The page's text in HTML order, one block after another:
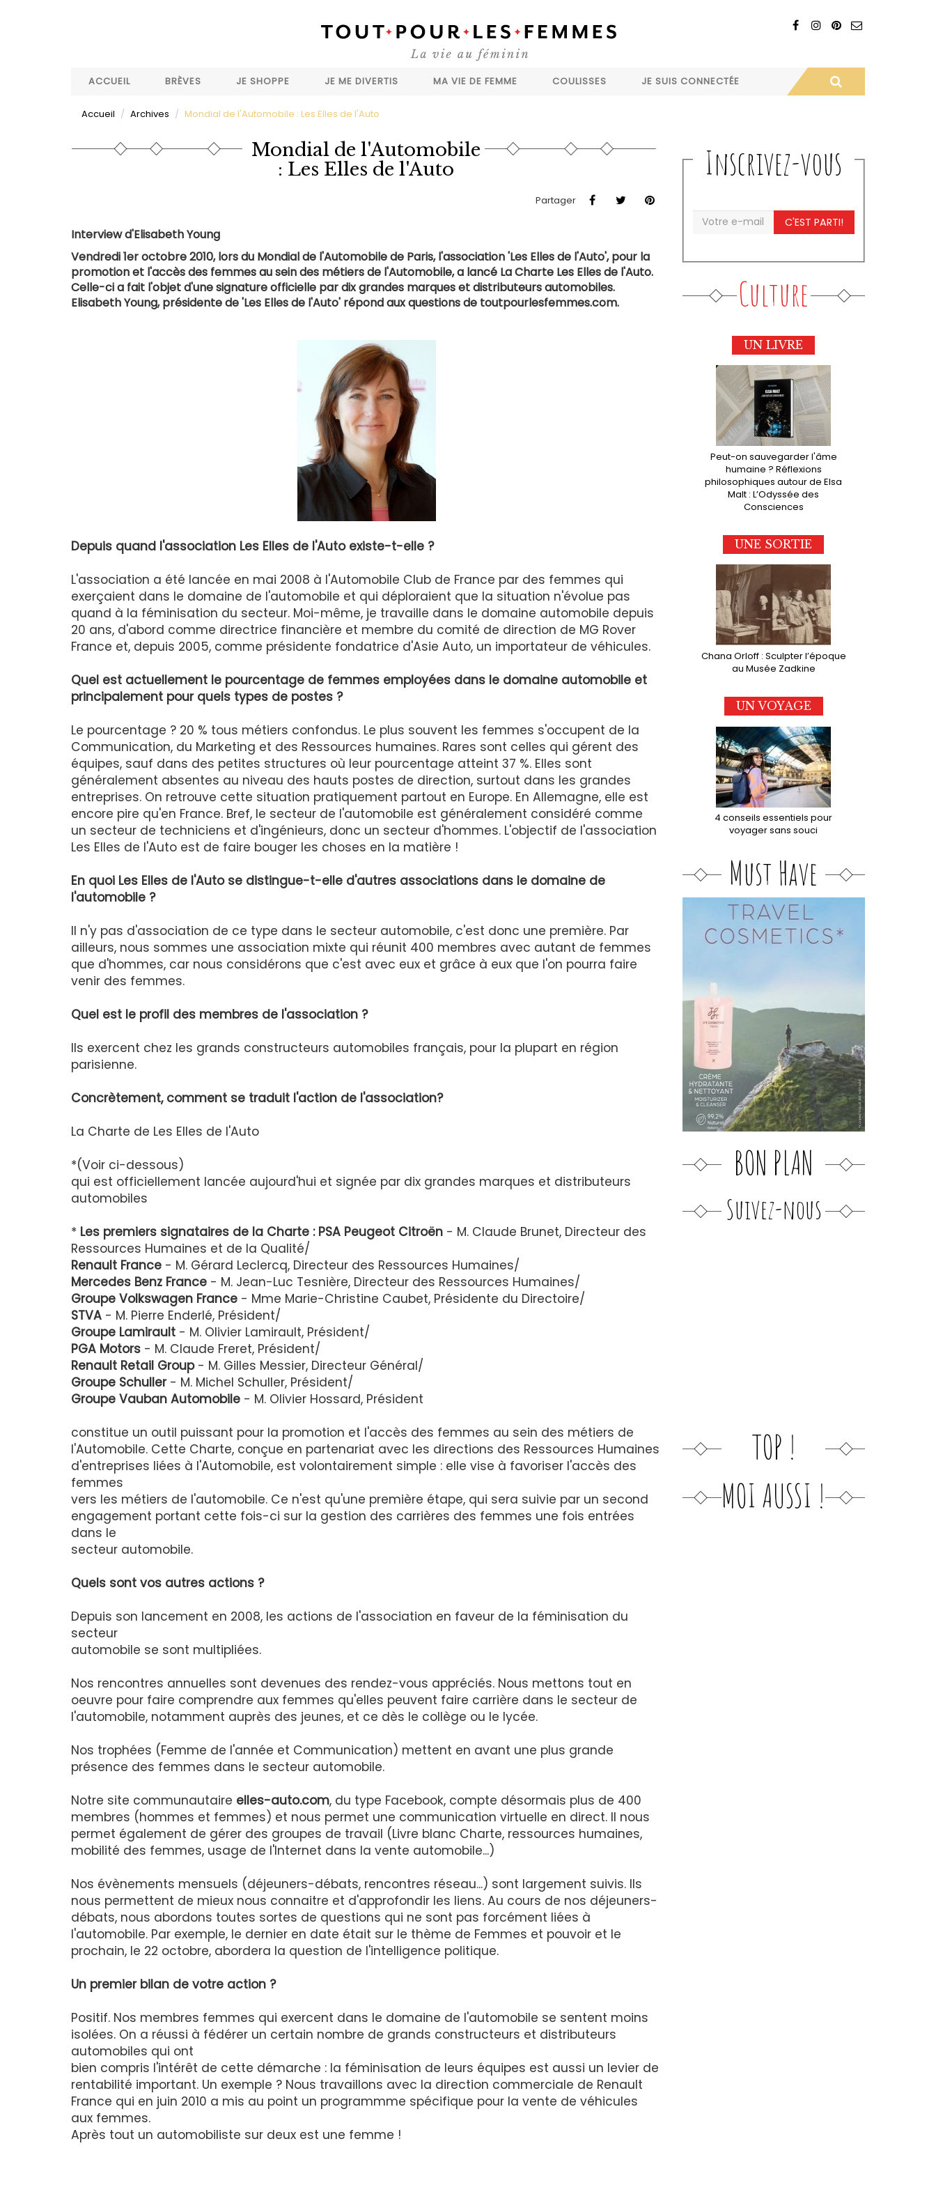
ACCUEIL
BRÈVES JE SHOPPE JE ME DIVERTIS MA VIE DE FEMME COULISSES JE SUIS CONNECTÉE
Accueil Archives Mondial de l'Automobile : Les Elles de l'Auto
Mondial de l'Automobile
: Les Elles de l'Auto
Partager
Interview d'Elisabeth Young
Vendredi 1er octobre 2010, lors du Mondial de l'Automobile de Paris, l'association 'Les Elles de l'Auto', pour la
promotion et l'accès des femmes au sein des métiers de l'Automobile, a lancé La Charte Les Elles de l'Auto.
Celle-ci a fait l'objet d'une signature officielle par dix grandes marques et distributeurs automobiles.
Elisabeth Young, présidente de 'Les Elles de l'Auto' répond aux questions de toutpourlesfemmes.com.
Depuis quand l'association Les Elles de l'Auto existe-t-elle ?
L'association a été lancée en mai 2008 à l'Automobile Club de France par des femmes qui
exerçaient dans le domaine de l'automobile et qui déploraient que la situation n'évolue pas
quand à la féminisation du secteur. Moi-même, je travaille dans le domaine automobile depuis
20 ans, d'abord comme directrice financière et membre du comité de direction de MG Rover
France et, depuis 2005, comme présidente fondatrice d'Asie Auto, un importateur de véhicules.
Quel est actuellement le pourcentage de femmes employées dans le domaine automobile et
principalement pour quels types de postes ?
Le pourcentage ? 20 % tous métiers confondus. Le plus souvent les femmes s'occupent de la
Communication, du Marketing et des Ressources humaines. Rares sont celles qui gérent des
équipes, sauf dans des petites structures où leur pourcentage atteint 37 %. Elles sont
généralement absentes au niveau des hauts postes de direction, surtout dans les grandes
entreprises. On retrouve cette situation pratiquement partout en Europe. En Allemagne, elle est
encore pire qu'en France. Bref, le secteur de l'automobile est généralement considéré comme
un secteur de techniciens et d'ingénieurs, donc un secteur d'hommes. L'objectif de l'association
Les Elles de l'Auto est de faire bouger les choses en la matière !
En quoi Les Elles de l'Auto se distingue-t-elle d'autres associations dans le domaine de
l'automobile ?
Il n'y pas d'association de ce type dans le secteur automobile, c'est donc une première. Par
ailleurs, nous sommes une association mixte qui réunit 400 membres avec autant de femmes
que d'hommes, car nous considérons que c'est avec eux et grâce à eux que l'on pourra faire
venir des femmes.
Quel est le profil des membres de l'association ?
Ils exercent chez les grands constructeurs automobiles français, pour la plupart en région
parisienne.
Concrètement, comment se traduit l'action de l'association?
La Charte de Les Elles de l'Auto
*(Voir ci-dessous)
qui est officiellement lancée aujourd'hui et signée par dix grandes marques et distributeurs
automobiles
* Les premiers signataires de la Charte : PSA Peugeot Citroën - M. Claude Brunet, Directeur des
Ressources Humaines et de la Qualité/
Renault France - M. Gérard Leclercq, Directeur des Ressources Humaines/
Mercedes Benz France - M. Jean-Luc Tesnière, Directeur des Ressources Humaines/
Groupe Volkswagen France - Mme Marie-Christine Caubet, Présidente du Directoire/
STVA - M. Pierre Enderlé, Président/
Groupe Lamirault - M. Olivier Lamirault, Président/
PGA Motors - M. Claude Freret, Président/
Renault Retail Group- M. Gilles Messier, Directeur Général/
Groupe Schuller- M. Michel Schuller, Président/
Groupe Vauban Automobile - M. Olivier Hossard, Président
constitue un outil puissant pour la promotion et l'accès des femmes au sein des métiers de
l'Automobile. Cette Charte, conçue en partenariat avec les directions des Ressources Humaines
d'entreprises liées à l'Automobile, est volontairement simple : elle vise à favoriser l'accès des
femmes
vers les métiers de l'automobile. Ce n'est qu'une première étape, qui sera suivie par un second
engagement portant cette fois-ci sur la gestion des carrières des femmes une fois entrées
dans le
secteur automobile.
Quels sont vos autres actions ?
Depuis son lancement en 2008, les actions de l'association en faveur de la féminisation du
secteur
automobile se sont multipliées.
Nos rencontres annuelles sont devenues des rendez-vous appréciés. Nous mettons tout en
oeuvre pour faire comprendre aux femmes qu'elles peuvent faire carrière dans le secteur de
l'automobile, notamment auprès des jeunes, et ce dès le collège ou le lycée.
Nos trophées (Femme de l'année et Communication) mettent en avant une plus grande
présence des femmes dans le secteur automobile.
Notre site communautaire elles-auto.com, du type Facebook, compte désormais plus de 400
membres (hommes et femmes) et nous permet une communication virtuelle en direct. Il nous
permet également de gérer des groupes de travail (Livre blanc Charte, ressources humaines,
mobilité des femmes, usage de l'Internet dans la vente automobile...)
Nos évènements mensuels (déjeuners-débats, rencontres réseau...) sont largement suivis. Ils
nous permettent de mieux nous connaitre et d'approfondir les liens. Au cours de nos déjeuners-
débats, nous abordons toutes sortes de questions qui ne sont pas forcément liées à
l'automobile. Par exemple, le dernier en date était sur le thème de Femmes et pouvoir et le
prochain, le 22 octobre, abordera la question de l'intelligence politique.
Un premier bilan de votre action ?
Positif. Nos membres femmes qui exercent dans le domaine de l'automobile se sentent moins
isolées. On a réussi à fédérer un certain nombre de grands constructeurs et distributeurs
automobiles qui ont
bien compris l'intérêt de cette démarche : la féminisation de leurs équipes est aussi un levier de
rentabilité important. Un exemple ? Nous travaillons avec la direction commerciale de Renault
France qui en juin 2010 a mis au point un programmme spécifique pour la vente de véhicules
aux femmes.
Après tout un automobiliste sur deux est une femme !
Inscrivez-vous
C'EST PARTI!
Culture
UN LIVRE
Peut-on sauvegarder l'âme
humaine ? Réflexions
philosophiques autour de Elsa
Malt : L’Odyssée des
Consciences
UNE SORTIE
Chana Orloff : Sculpter l’époque
au Musée Zadkine
UN VOYAGE
4 conseils essentiels pour
voyager sans souci
Must Have
BON PLAN
Suivez-nous
TOP !
MOI AUSSI !